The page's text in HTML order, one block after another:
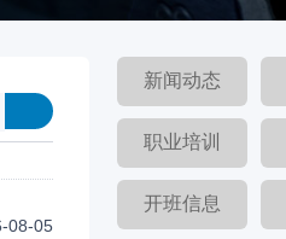
08-05
新闻动态
职业培训
开班信息